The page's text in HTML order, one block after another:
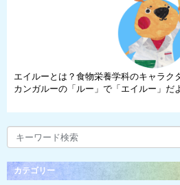
エイルーとは？食物栄養学科のキャラク
カンガルーの「ルー」で「エイルー」だ
カテゴリー